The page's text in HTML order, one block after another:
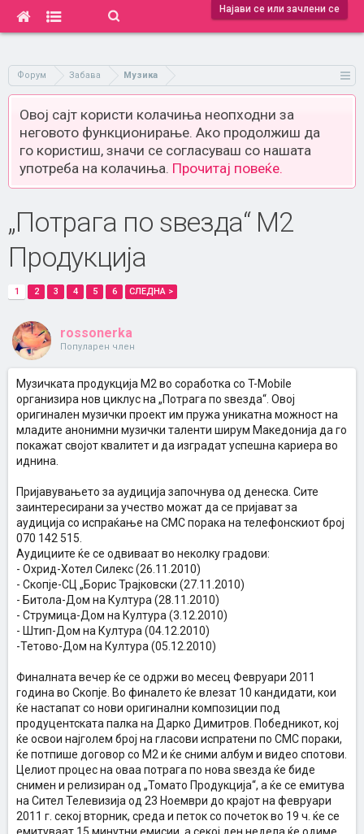
Најави се или зачлени се
Форум Забава Музика
Овој сајт користи колачиња неопходни за
неговото функционирање. Ако продолжиш да
го користиш, значи се согласуваш со нашата
употреба на колачиња. Прочитај повеќе.
„Потрага по ѕвезда“ М2
Продукција
1 2 3 4 5 6 СЛЕДНА >
rossonerka
Популарен член
Музичката продукција М2 во соработка со T-Mobile
организира нов циклус на „Потрага по ѕвезда“. Овој
оригинален музички проект им пружа уникатна можност на
младите анонимни музички таленти ширум Македонија да го
покажат својот квалитет и да изградат успешна кариера во
иднина.
Пријавувањето за аудиција започнува од денеска. Сите
заинтересирани за учество можат да се пријават за
аудиција со испраќање на СМС порака на телефонскиот број
070 142 515.
Аудициите ќе се одвиваат во неколку градови:
- Охрид-Хотел Силекс (26.11.2010)
- Скопје-СЦ „Борис Трајковски (27.11.2010)
- Битола-Дом на Култура (28.11.2010)
- Струмица-Дом на Култура (3.12.2010)
- Штип-Дом на Култура (04.12.2010)
-Тетово-Дом на Култура (05.12.2010)
Финалната вечер ќе се одржи во месец Февруари 2011
година во Скопје. Во финалето ќе влезат 10 кандидати, кои
ќе настапат со нови оригинални композиции под
продуцентската палка на Дарко Димитров. Победникот, кој
ќе освои најголем број на гласови испратени по СМС пораки,
ќе потпише договор со М2 и ќе сними албум и видео спотови.
Целиот процес на оваа потрага по нова ѕвезда ќе биде
снимен и релизиран од „Томато Продукција“, а ќе се емитува
на Сител Телевизија од 23 Ноември до крајот на февруари
2011 г. секој вторник, среда и петок со почеток во 19 ч. ќе се